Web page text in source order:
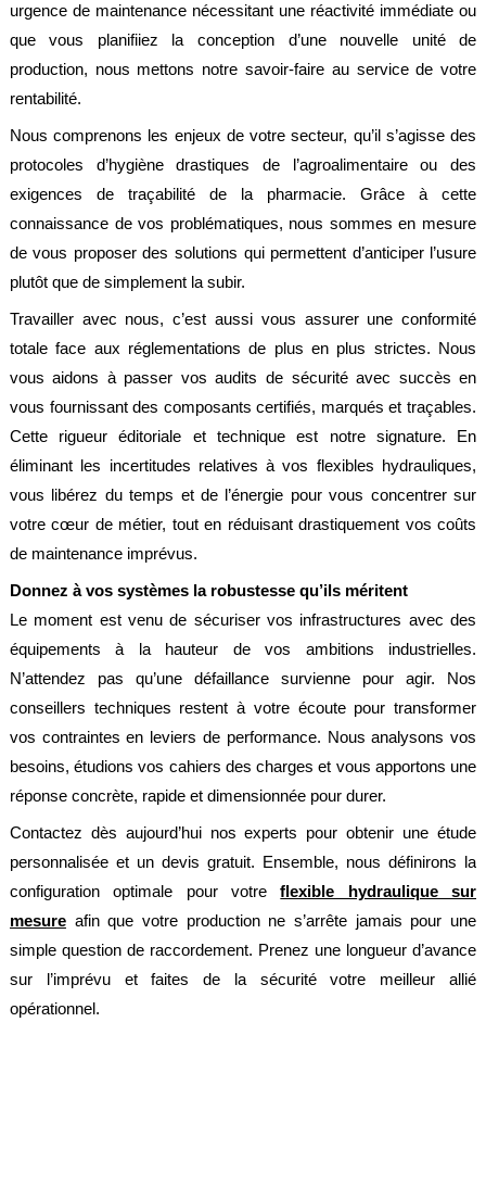
urgence de maintenance nécessitant une réactivité immédiate ou
que vous planifiiez la conception d’une nouvelle unité de
production, nous mettons notre savoir-faire au service de votre
rentabilité.
Nous comprenons les enjeux de votre secteur, qu’il s’agisse des
protocoles d’hygiène drastiques de l’agroalimentaire ou des
exigences de traçabilité de la pharmacie. Grâce à cette
connaissance de vos problématiques, nous sommes en mesure
de vous proposer des solutions qui permettent d’anticiper l’usure
plutôt que de simplement la subir.
Travailler avec nous, c’est aussi vous assurer une conformité
totale face aux réglementations de plus en plus strictes. Nous
vous aidons à passer vos audits de sécurité avec succès en
vous fournissant des composants certifiés, marqués et traçables.
Cette rigueur éditoriale et technique est notre signature. En
éliminant les incertitudes relatives à vos flexibles hydrauliques,
vous libérez du temps et de l’énergie pour vous concentrer sur
votre cœur de métier, tout en réduisant drastiquement vos coûts
de maintenance imprévus.
Donnez à vos systèmes la robustesse qu’ils méritent
Le moment est venu de sécuriser vos infrastructures avec des
équipements à la hauteur de vos ambitions industrielles.
N’attendez pas qu’une défaillance survienne pour agir. Nos
conseillers techniques restent à votre écoute pour transformer
vos contraintes en leviers de performance. Nous analysons vos
besoins, étudions vos cahiers des charges et vous apportons une
réponse concrète, rapide et dimensionnée pour durer.
Contactez dès aujourd’hui nos experts pour obtenir une étude
personnalisée et un devis gratuit. Ensemble, nous définirons la
configuration optimale pour votreflexible hydraulique sur
mesureafin que votre production ne s’arrête jamais pour une
simple question de raccordement. Prenez une longueur d’avance
sur l’imprévu et faites de la sécurité votre meilleur allié
opérationnel.